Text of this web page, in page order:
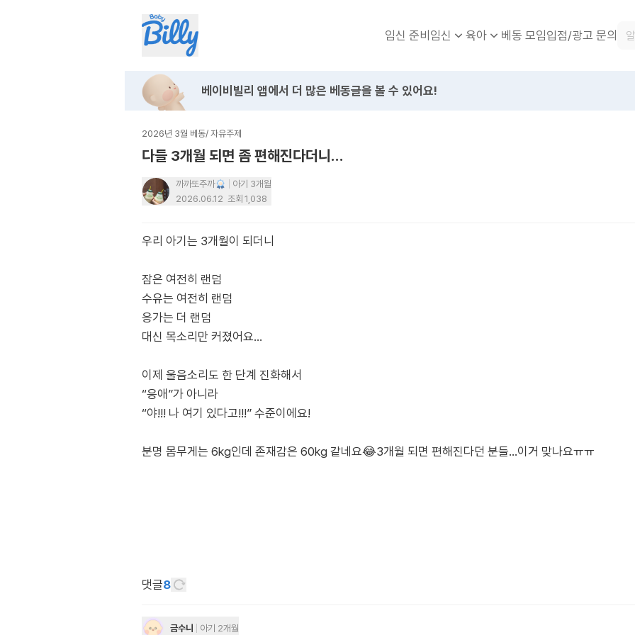
임신 준비임신 육아 베동 모임입점/광고 문의
베이비빌리 앱에서 더 많은 베동글을 볼 수 있어요!
2026년 3월 베동/ 자유주제
다들 3개월 되면 좀 편해진다더니…
까까또주까
아기 3개월
2026.06.12 조회 1,038
우리 아기는 3개월이 되더니
잠은 여전히 랜덤
수유는 여전히 랜덤
응가는 더 랜덤
대신 목소리만 커졌어요…
이제 울음소리도 한 단계 진화해서
“응애”가 아니라
“야!!! 나 여기 있다고!!!” 수준이에요!
분명 몸무게는 6kg인데 존재감은 60kg 같네요😂3개월 되면 편해진다던 분들…이거 맞나요ㅠㅠ
댓글8
금수니 아기 2개월